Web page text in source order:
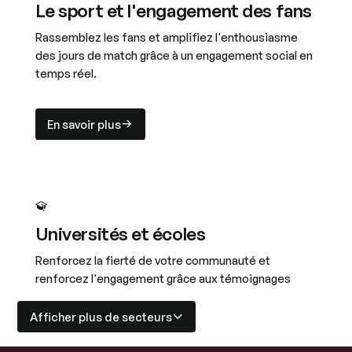
Le sport et l'engagement des fans
Rassemblez les fans et amplifiez l'enthousiasme
des jours de match grâce à un engagement social en
temps réel.
En savoir plus
En savoir plus
Universités et écoles
Renforcez la fierté de votre communauté et
renforcez l'engagement grâce aux témoignages
En savoir plus
Afficher plus de secteurs